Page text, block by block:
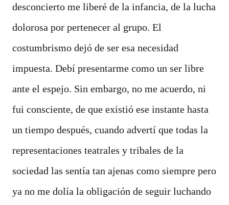
desconcierto me liberé de la infancia, de la lucha
dolorosa por pertenecer al grupo. El
costumbrismo dejó de ser esa necesidad
impuesta. Debí presentarme como un ser libre
ante el espejo. Sin embargo, no me acuerdo, ni
fui consciente, de que existió ese instante hasta
un tiempo después, cuando advertí que todas la
representaciones teatrales y tribales de la
sociedad las sentía tan ajenas como siempre pero
ya no me dolía la obligación de seguir luchando